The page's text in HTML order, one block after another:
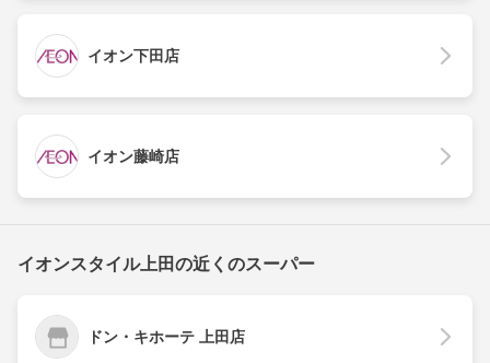
イオン下田店
イオン藤崎店
イオンスタイル上田の近くのスーパー
ドン・キホーテ 上田店